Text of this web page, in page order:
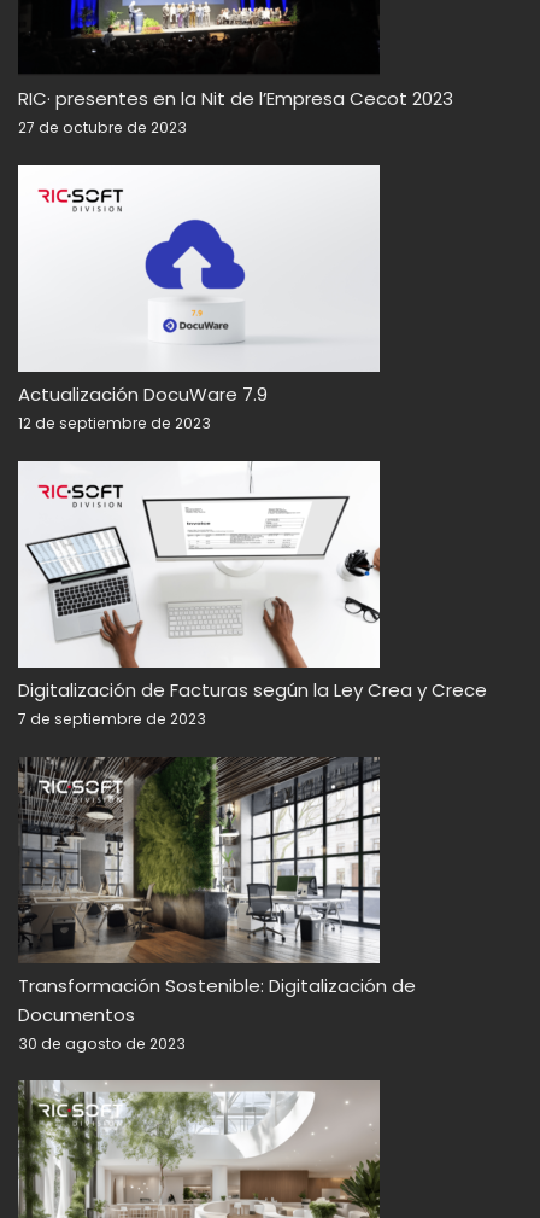
RIC· presentes en la Nit de l’Empresa Cecot 2023
27 de octubre de 2023
Actualización DocuWare 7.9
12 de septiembre de 2023
Digitalización de Facturas según la Ley Crea y Crece
7 de septiembre de 2023
Transformación Sostenible: Digitalización de
Documentos
30 de agosto de 2023